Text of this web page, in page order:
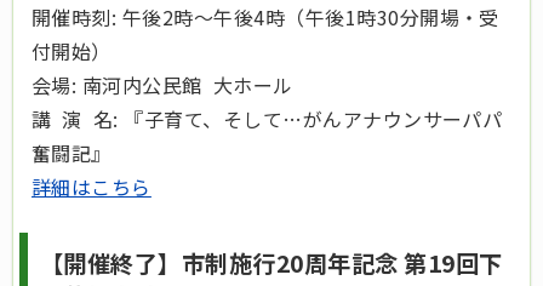
開催時刻: 午後2時～午後4時（午後1時30分開場・受
付開始）
会場: 南河内公民館 大ホール
講 演 名: 『子育て、そして…がんアナウンサーパパ
奮闘記』
詳細はこちら
【開催終了】市制施行20周年記念 第19回下